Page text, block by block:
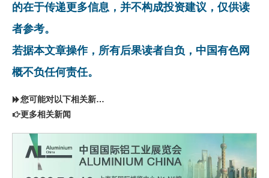
的在于传递更多信息，并不构成投资建议，仅供读
者参考。
若据本文章操作，所有后果读者自负，中国有色网
概不负任何责任。
您可能对以下相关新闻同样感兴趣
更多相关新闻